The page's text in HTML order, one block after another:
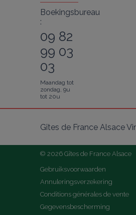
Boekingsbureau
:
09 82
99 03
03
Maandag tot
zondag, 9u
tot 20u
Gîtes de France Alsace
© 2026 Gîtes de France Alsace
Gebruiksvoorwaarden
Annuleringsverzekering
Conditions générales de vente
Gegevensbescherming